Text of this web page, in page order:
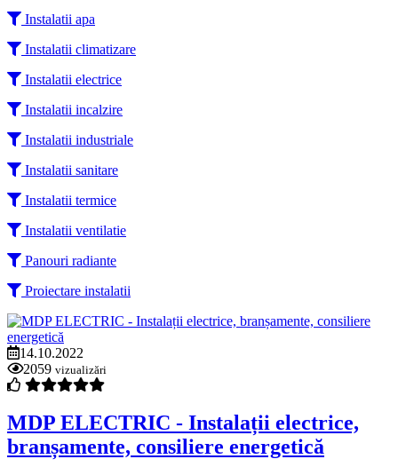
Instalatii apa
Instalatii climatizare
Instalatii electrice
Instalatii incalzire
Instalatii industriale
Instalatii sanitare
Instalatii termice
Instalatii ventilatie
Panouri radiante
Proiectare instalatii
14.10.2022
2059 vizualizări
MDP ELECTRIC - Instalații electrice,
branșamente, consiliere energetică